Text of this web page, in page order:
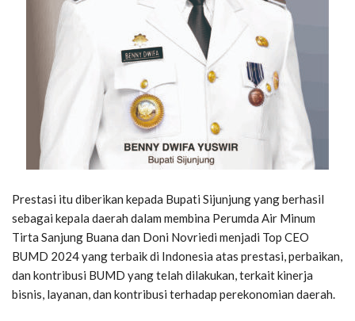
Prestasi itu diberikan kepada Bupati Sijunjung yang berhasil
sebagai kepala daerah dalam membina Perumda Air Minum
Tirta Sanjung Buana dan Doni Novriedi menjadi Top CEO
BUMD 2024 yang terbaik di Indonesia atas prestasi, perbaikan,
dan kontribusi BUMD yang telah dilakukan, terkait kinerja
bisnis, layanan, dan kontribusi terhadap perekonomian daerah.